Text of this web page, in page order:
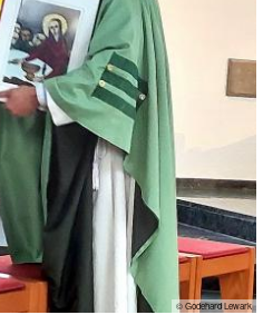
© Godehard Lewark